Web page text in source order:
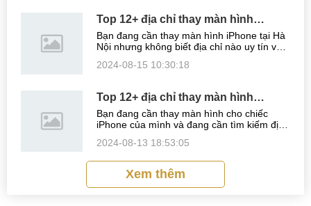
Top 12+ địa chỉ thay màn hình
iPhone tại Hà Nội Uy tín, Giá rẻ nhất
hiện nay
Bạn đang cần thay màn hình iPhone tại Hà
Nội nhưng không biết địa chỉ nào uy tín và
cung cấp dịch vụ thay màn hình iPhone
2024-08-15 10:30:18
Top 12+ địa chỉ thay màn hình
iPhone tại Hàm Nghi, Đà Nẵng Uy
tín, Giá rẻ nhất 2024
Bạn đang cần thay màn hình cho chiếc
iPhone của mình và đang cần tìm kiếm địa
cho vừa Uy tín lại cung cấp dịch vụ với mức
2024-08-13 18:53:05
Xem thêm